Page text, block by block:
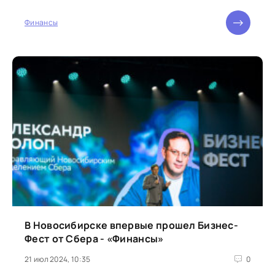
Финансы
В Новосибирске впервые прошел Бизнес-
Фест от Сбера - «Финансы»
21 июл 2024, 10:35 0